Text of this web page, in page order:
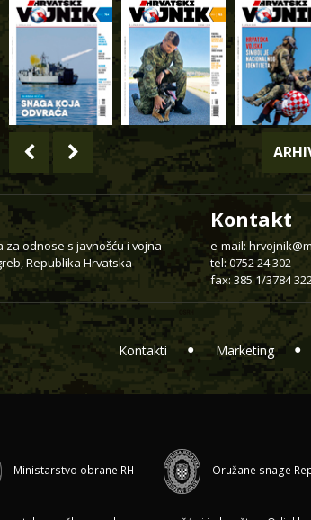
za odnose s javnošću i vojna
Republika Hrvatska
Kontakt
e-mail:
tel: 0752 24 302
fax: 385 1/3784
Kontakti Marketing
Ministarstvo obrane RH Oružane snage